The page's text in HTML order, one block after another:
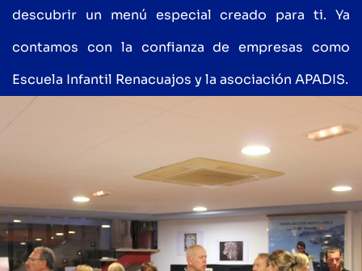
descubrir un menú especial creado para ti. Ya
contamos con la confianza de empresas como
Escuela Infantil Renacuajos y la asociación APADIS.